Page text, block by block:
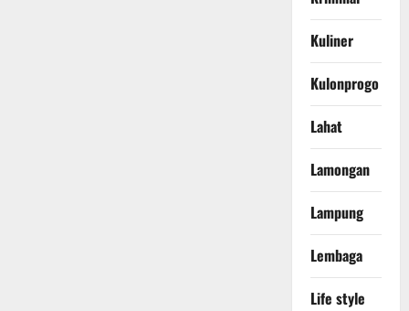
Kuliner
Kulonprogo
Lahat
Lamongan
Lampung
Lembaga
Life style